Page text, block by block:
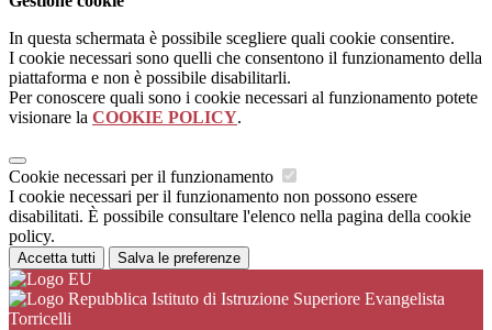
In questa schermata è possibile scegliere quali cookie consentire.
I cookie necessari sono quelli che consentono il funzionamento della
piattaforma e non è possibile disabilitarli.
Per conoscere quali sono i cookie necessari al funzionamento potete
visionare la COOKIE POLICY.
Cookie necessari per il funzionamento
I cookie necessari per il funzionamento non possono essere
disabilitati. È possibile consultare l'elenco nella pagina della cookie
policy.
Accetta tutti Salva le preferenze
Istituto di Istruzione Superiore Evangelista
Torricelli